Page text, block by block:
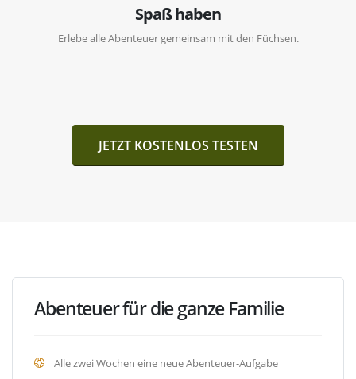
Spaß haben
Erlebe alle Abenteuer gemeinsam mit den Füchsen.
JETZT KOSTENLOS TESTEN
Abenteuer für die ganze Familie
Alle zwei Wochen eine neue Abenteuer-Aufgabe